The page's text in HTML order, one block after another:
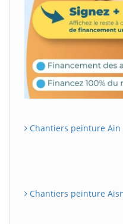
Chantiers peinture Ain
Chantiers peinture